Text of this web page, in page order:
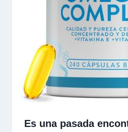
Es una pasada